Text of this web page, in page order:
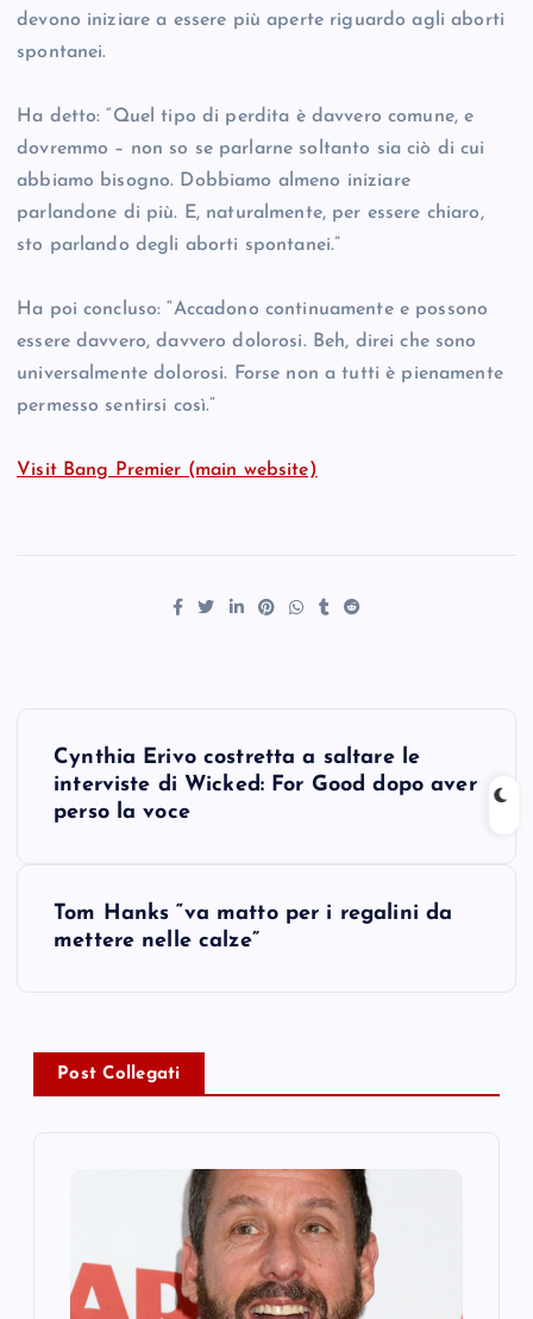
devono iniziare a essere più aperte riguardo agli aborti
spontanei.
Ha detto: “Quel tipo di perdita è davvero comune, e
dovremmo – non so se parlarne soltanto sia ciò di cui
abbiamo bisogno. Dobbiamo almeno iniziare
parlandone di più. E, naturalmente, per essere chiaro,
sto parlando degli aborti spontanei.”
Ha poi concluso: “Accadono continuamente e possono
essere davvero, davvero dolorosi. Beh, direi che sono
universalmente dolorosi. Forse non a tutti è pienamente
permesso sentirsi così.”
Visit Bang Premier (main website)
v
Cynthia Erivo costretta a saltare le
interviste di Wicked: For Good dopo aver
perso la voce
Tom Hanks “va matto per i regalini da
mettere nelle calze”
Post Collegati